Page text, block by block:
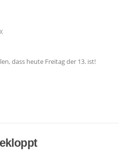
dass heute Freitag der 13. ist!